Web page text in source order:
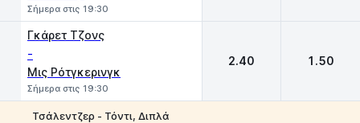
Σήμερα στις 19:30
Γκάρετ Τζονς
-
Μις Ρότγκερινγκ
Σήμερα στις 19:30
2.40 1.50
Τσάλεντζερ - Τόντι, Διπλά